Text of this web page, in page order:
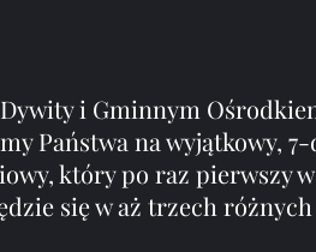
i Gminnym
Państwa na wyjątkowy,
który po raz pierwszy
się w aż trzech